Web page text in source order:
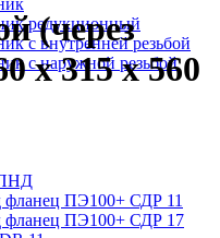
редукционный
с внутренней резьбой
с наружной резьбой
фланец ПЭ100+ СДР 11
фланец ПЭ100+ СДР 17
(через
х 315 х 560